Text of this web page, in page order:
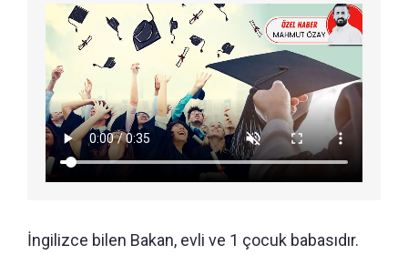
İngilizce bilen Bakan, evli ve 1 çocuk babasıdır.